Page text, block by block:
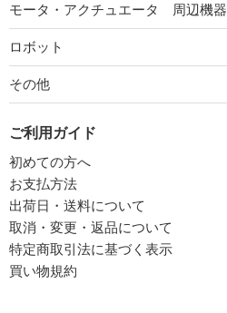
モータ・アクチュエータ 周辺機器
ロボット
その他
ご利用ガイド
初めての方へ
お支払方法
出荷日・送料について
取消・変更・返品について
特定商取引法に基づく表示
買い物規約